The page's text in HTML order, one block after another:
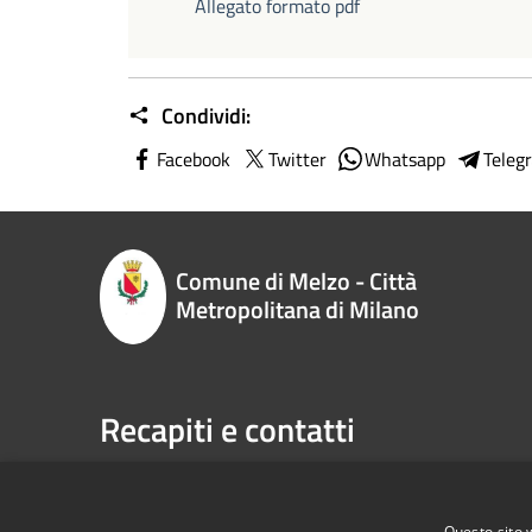
Allegato formato pdf
Condividi:
Facebook Twitter Whatsapp
Comune di Melzo - Città
Metropolitana di Milano
Recapiti e contatti